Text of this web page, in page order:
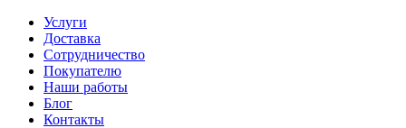
Услуги
Доставка
Сотрудничество
Покупателю
Наши работы
Блог
Контакты